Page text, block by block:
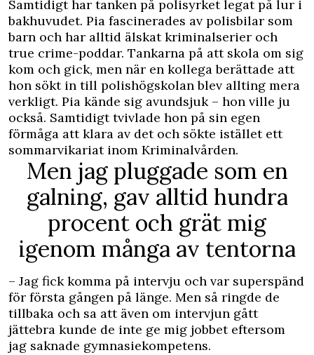
Samtidigt har tanken på polisyrket legat på lur i
bakhuvudet. Pia fascinerades av polisbilar som
barn och har alltid älskat kriminalserier och
true crime-poddar. Tankarna på att skola om sig
kom och gick, men när en kollega berättade att
hon sökt in till polishögskolan blev allting mera
verkligt. Pia kände sig avundsjuk – hon ville ju
också. Samtidigt tvivlade hon på sin egen
förmåga att klara av det och sökte istället ett
sommarvikariat inom Kriminalvården.
Men jag pluggade som en
galning, gav alltid hundra
procent och grät mig
igenom många av tentorna
– Jag fick komma på intervju och var superspänd
för första gången på länge. Men så ringde de
tillbaka och sa att även om intervjun gått
jättebra kunde de inte ge mig jobbet eftersom
jag saknade gymnasiekompetens.